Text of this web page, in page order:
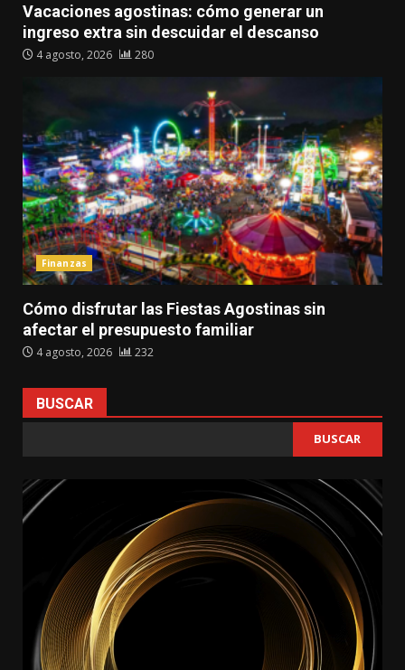
Vacaciones agostinas: cómo generar un
ingreso extra sin descuidar el descanso
4 agosto, 2026 280
Finanzas
Cómo disfrutar las Fiestas Agostinas sin
afectar el presupuesto familiar
4 agosto, 2026 232
BUSCAR
BUSCAR